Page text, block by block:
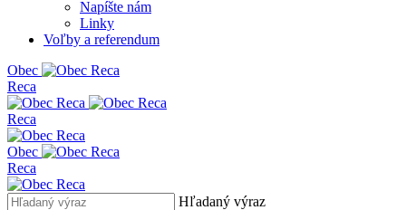
Napíšte nám
Linky
Voľby a referendum
Obec
Reca
Reca
Obec
Reca
Hľadaný výraz